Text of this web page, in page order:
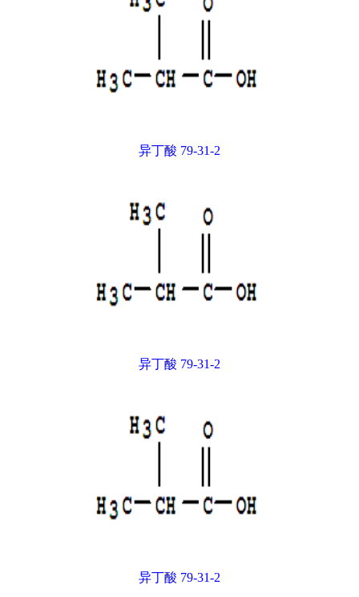
异丁酸 79-31-2
异丁酸 79-31-2
异丁酸 79-31-2